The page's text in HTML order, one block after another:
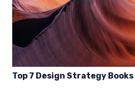
Top 7 Design Strategy Books